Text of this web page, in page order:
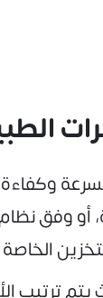
وفق